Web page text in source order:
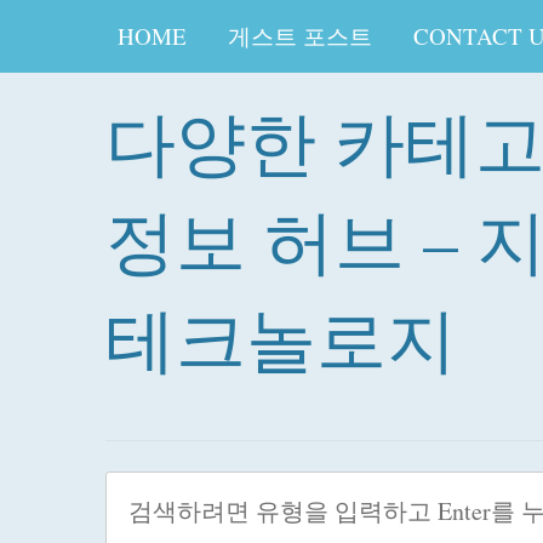
HOME 게스트 포스트 CONTACT
다양한 카테
정보 허브 –
테크놀로지